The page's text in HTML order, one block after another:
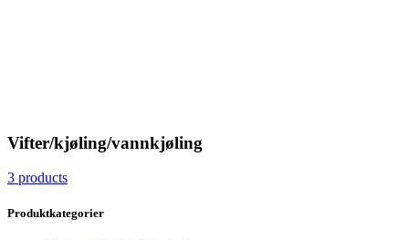
Vifter/kjøling/vannkjøling
3 products
Produktkategorier